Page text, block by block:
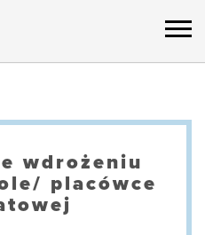
wdrożeniu
placówce